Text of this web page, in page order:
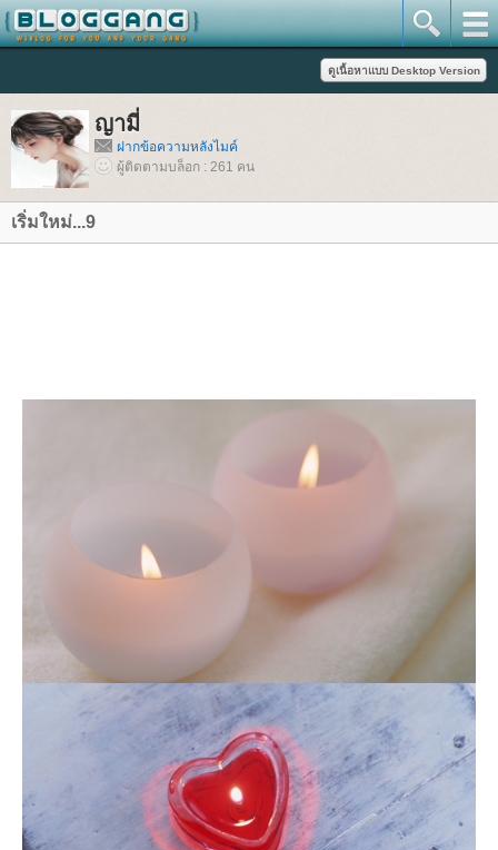
ญามี่
ฝากข้อความหลังไมค์
ผู้ติดตามบล็อก : 261 คน
เริ่มใหม่...9